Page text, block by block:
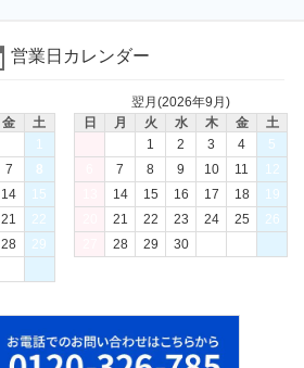
営業日カレンダー
金
土
1
7
8
14
15
21
22
28
29
翌月(2026年9月)
日
月 火 水 木 金
土
1
2 3 4
5
7 8 9 10 11
12
14 15 16 17 18
19
21 22 23 24 25
26
28 29 30